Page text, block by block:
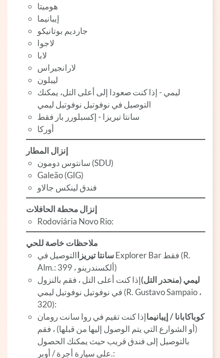
هوميتا
إيبانيما
جارديم بوتانيكو
لاجوا
لابا
لارانجيراس
ليبلون
ليمي - إذا كنت صعودا إلى أعلى التل، يمكنك
التوصيل في نوفوتيل نوفوتيل ليمي
سانتا تيريزا - إكسبلورر بار فقط
أوركا
إنزال المطار
سانتوس دومون (SDU)
Galeão (GIG)
فندق لينكس جالاو
إنزال محطة الحافلات
Rodoviária Novo Rio:
ملاحظات خاصة للحي
سانتا تيريزاالتوصيل في Explorer Bar فقط (R.
Alm.: ألكسندرينو ، 399)
ليمي (منحدر التل)إذا كنت أعلى التل ، فقم بالنزول
في نوفوتيل نوفوتيل ليمي (R. Gustavo Sampaio ،
320):
كوباكابانا / إيبانيماإذا كنت تقيم في روا سانت رومان
(أو الشوارع التي يتم الوصول إليها من قبلها) ، فقم
بالتوصيل إلى فندق قريب حيث يمكنك الحصول
على سيارة أجرة / أوبر.: